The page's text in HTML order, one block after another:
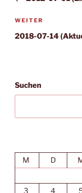
Nächster
Beitrag
WEITER
2018-07-14
Suchen
M
D
3
4